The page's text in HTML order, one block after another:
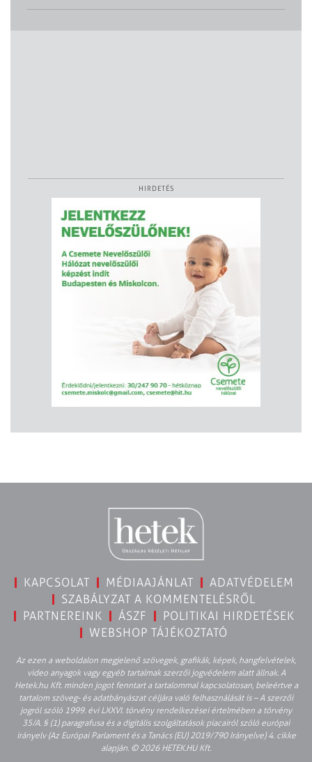
HIRDETÉS
KAPCSOLAT MÉDIAAJÁNLAT
ADATVÉDELEM
SZABÁLYZAT A KOMMENTELÉSRŐL
PARTNEREINK
ÁSZF
POLITIKAI HIRDETÉSEK
WEBSHOP TÁJÉKOZTATÓ
Az ezen a weboldalon megjelenő szövegek, grafikák, képek, hangfelvételek,
video anyagok vagy egyéb tartalmak szerzői jogvédelem alatt állnak. A
Hetek.hu Kft. minden jogot fenntart a tartalommal kapcsolatosan, beleértve a
tartalom szöveg- és adatbányászat céljára való felhasználását is – A szerzői
jogról szóló 1999. évi LXXVI. törvény rendelkezései értelmében a törvény
35/A. § (1) paragrafusa és a digitális szolgáltatások piacairól szóló európai
irányelv (Az Európai Parlament és a Tanács (EU) 2019/790 Irányelve) 4. cikke
alapján. © 2026 HETEK.HU Kft.